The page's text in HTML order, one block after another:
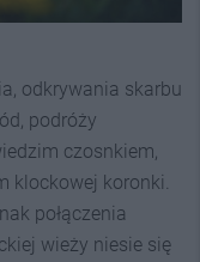
odkrywania skarbu
podróży
czosnkiem,
klockowej koronki.
połączenia
wieży niesie się